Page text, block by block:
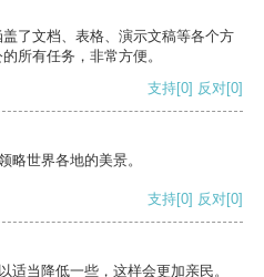
了文档、表格、演示文稿等各个方
所有任务，非常方便。
支持[0] 反对[0]
略世界各地的美景。
支持[0] 反对[0]
适当降低一些，这样会更加亲民。